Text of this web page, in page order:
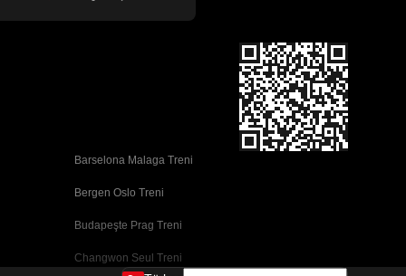
Barselona Malaga Treni
Bergen Oslo Treni
Budapeşte Prag Treni
Changwon Seul Treni